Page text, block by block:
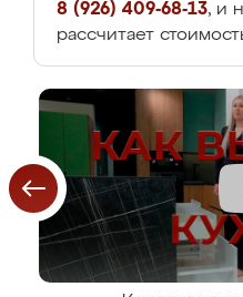
8 (926) 409-68-13, и
рассчитает